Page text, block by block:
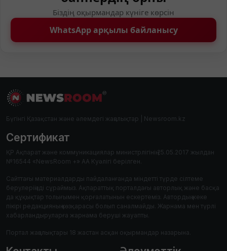
Біздің оқырмандар күніге көрсін
WhatsApp арқылы байланысу
Бүгінгі Қазақстан және әлемдегі жаңалықтар | Newsroom.kz
Сертификат
ҚР Ақпарат және коммуникациялар министрлігінің 25.05.2017 жылдан
№16544 «NewsRoom +» АА Куәлігі берілген.
Сайттағы материалдарды пайдаланғанда міндетті түрде сілтеме
берулеріңізді сұраймыз. Ақпараттық порталдағы авторлық және басқа
да құқықтар толығымен қорғалатынын ескертеміз. Автордың жеке
пікірі редакцияның көзқарасы болып саналмайды. Жарнама мен түрлі
хабарландыруларға жарнама беруші жауапты.
Портал жаңалықтары 18 жастан асқан оқырмандар назарына.